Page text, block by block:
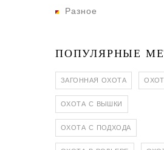
Разное
ПОПУЛЯРНЫЕ
ЗАГОННАЯ ОХОТА
ОХОТА С ВЫШКИ
ОХОТА С ПОДХОДА